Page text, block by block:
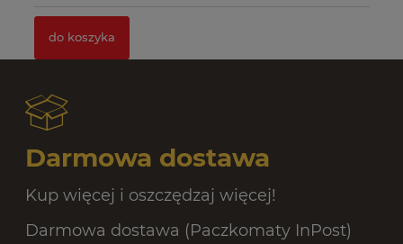
do koszyka
Darmowa dostawa
Kup więcej i oszczędzaj więcej!
Darmowa dostawa (Paczkomaty InPost)